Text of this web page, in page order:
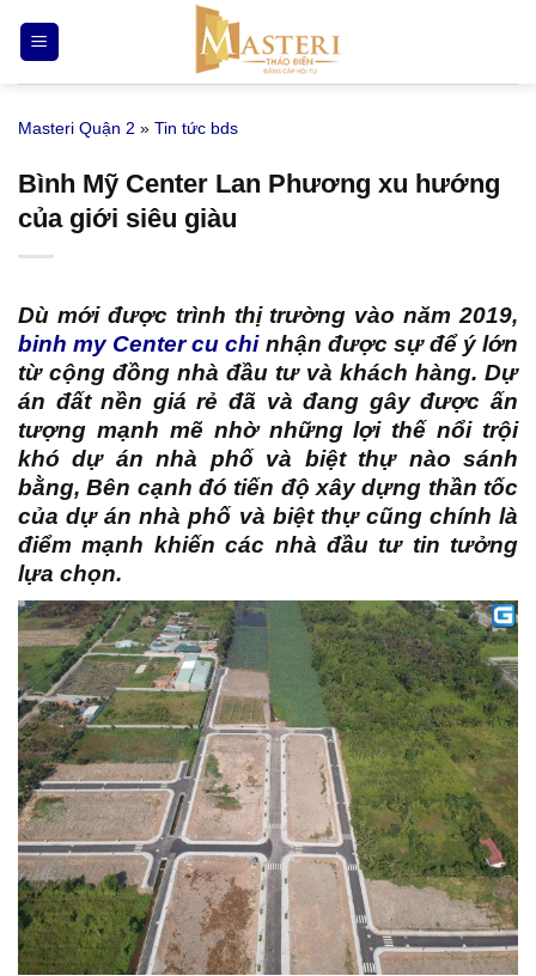
qua
nội
Masteri Quận 2 » Tin tức bds
Bình Mỹ Center Lan Phương xu hướng
của giới siêu giàu
Dù mới được trình thị trường vào năm 2019,
binh my Center cu chinhận được sự để ý lớn
từ cộng đồng nhà đầu tư và khách hàng. Dự
án đất nền giá rẻ đã và đang gây được ấn
tượng mạnh mẽ nhờ những lợi thế nổi trội
khó dự án nhà phố và biệt thự nào sánh
bằng, Bên cạnh đó tiến độ xây dựng thần tốc
của dự án nhà phố và biệt thự cũng chính là
điểm mạnh khiến các nhà đầu tư tin tưởng
lựa chọn.